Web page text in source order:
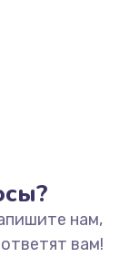
нам,
вам!